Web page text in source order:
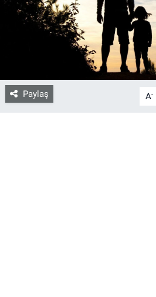
Paylaş A-
Yaşam
Gözden Kaçmasın
İletişim (Künye)